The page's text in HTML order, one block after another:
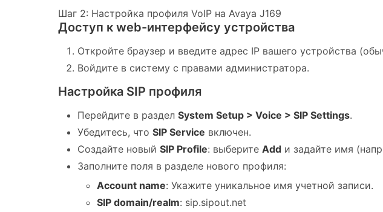
Шаг 2: Настройка профиля VoIP на Avaya J169
Доступ к web-интерфейсу устройства
Откройте браузер и введите адрес IP вашего устройства
Войдите в систему с правами администратора.
Настройка SIP профиля
Перейдите в раздел System Setup > Voice > SIP Settings.
Убедитесь, что SIP Service включен.
Создайте новый SIP Profile: выберите Add и задайте имя
Заполните поля в разделе нового профиля:
Account name: Укажите уникальное имя учетной записи.
SIP domain/realm: sip.sipout.net